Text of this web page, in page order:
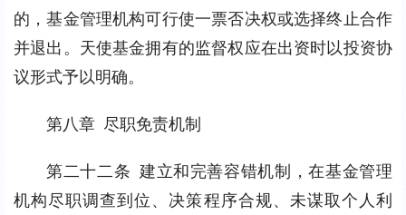
的，基金管理机构可行使一票否决权或选择终止合作
并退出。天使基金拥有的监督权应在出资时以投资协
议形式予以明确。
第八章 尽职免责机制
第二十二条 建立和完善容错机制，在基金管理
机构尽职调查到位、决策程序合规、未谋取个人利